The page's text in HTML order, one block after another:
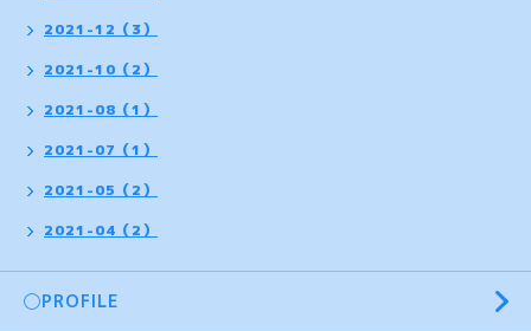
2021-12（3）
2021-10（2）
2021-08（1）
2021-07（1）
2021-05（2）
2021-04（2）
◯PROFILE